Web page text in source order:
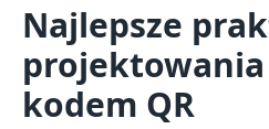
Najlepsze
projektowania
kodem QR